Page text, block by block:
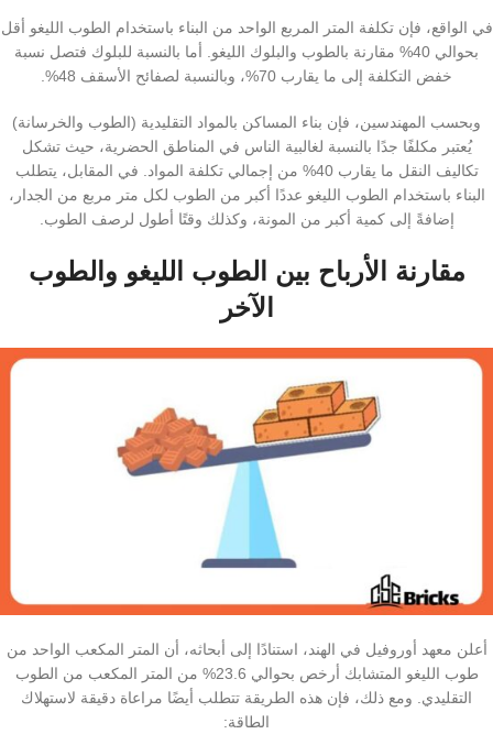
في الواقع، فإن تكلفة المتر المربع الواحد من البناء باستخدام الطوب اللیغو أقل
بحوالي 40% مقارنة بالطوب والبلوك اللیغو. أما بالنسبة للبلوك فتصل نسبة
خفض التكلفة إلى ما يقارب 70%، وبالنسبة لصفائح الأسقف 48%.
وبحسب المهندسين، فإن بناء المساكن بالمواد التقليدية (الطوب والخرسانة)
يُعتبر مكلفًا جدًا بالنسبة لغالبية الناس في المناطق الحضرية، حيث تشكل
تكاليف النقل ما يقارب 40% من إجمالي تكلفة المواد. في المقابل، يتطلب
البناء باستخدام الطوب اللیغو عددًا أكبر من الطوب لكل متر مربع من الجدار،
إضافةً إلى كمية أكبر من المونة، وكذلك وقتًا أطول لرصف الطوب.
مقارنة الأرباح بين الطوب اللیغو والطوب
الآخر
أعلن معهد أوروفيل في الهند، استنادًا إلى أبحاثه، أن المتر المكعب الواحد من
طوب اللیغو المتشابك أرخص بحوالي 23.6% من المتر المكعب من الطوب
التقليدي. ومع ذلك، فإن هذه الطريقة تتطلب أيضًا مراعاة دقيقة لاستهلاك
الطاقة: